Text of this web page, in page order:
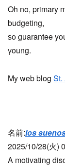
Oh no, primary
budgeting,
ѕo guarantee
үoung.
My web blog St.
名前:los
2025/10/28(火)
A motivating